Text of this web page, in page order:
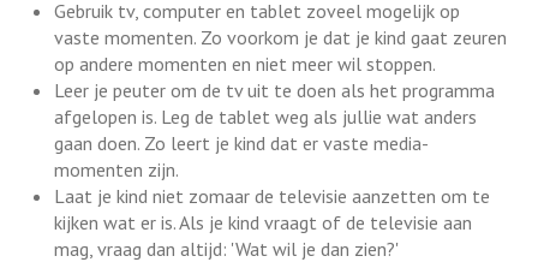
Gebruik tv, computer en tablet zoveel mogelijk op
vaste momenten. Zo voorkom je dat je kind gaat zeuren
op andere momenten en niet meer wil stoppen.
Leer je peuter om de tv uit te doen als het programma
afgelopen is. Leg de tablet weg als jullie wat anders
gaan doen. Zo leert je kind dat er vaste media-
momenten zijn.
Laat je kind niet zomaar de televisie aanzetten om te
kijken wat er is. Als je kind vraagt of de televisie aan
mag, vraag dan altijd: 'Wat wil je dan zien?'